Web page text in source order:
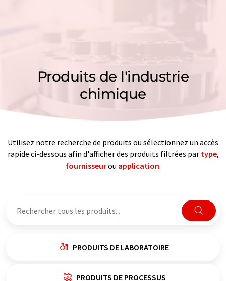
Produits de l'industrie
chimique
Utilisez notre recherche de produits ou sélectionnez un accès
rapide ci-dessous afin d'afficher des produits filtrées par type,
fournisseurou application.
PRODUITS DE LABORATOIRE
PRODUITS DE PROCESSUS